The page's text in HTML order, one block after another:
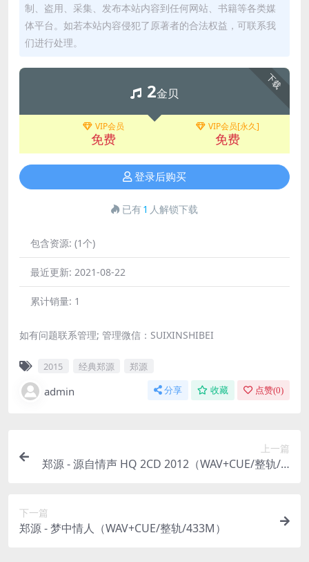
制、盗用、采集、发布本站内容到任何网站、书籍等各类媒
体平台。如若本站内容侵犯了原著者的合法权益，可联系我
们进行处理。
下载
2金贝
VIP会员
免费
VIP会员[永久]
免费
登录后购买
已有1 人解锁下载
包含资源: (1个)
最近更新: 2021-08-22
累计销量: 1
如有问题联系管理; 管理微信：SUIXINSHIBEI
2015 经典郑源 郑源
admin 分享 收藏 点赞(0)
上一篇
郑源 - 源自情声 HQ 2CD 2012（WAV+CUE/整轨/1.
下一篇
郑源 - 梦中情人（WAV+CUE/整轨/433M）